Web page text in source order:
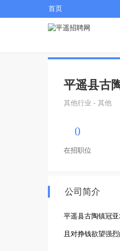
首页
平遥县古
其他行业 - 其他
0
在招职位
公司简介
平遥县古陶镇冠
且对挣钱欲望强烈